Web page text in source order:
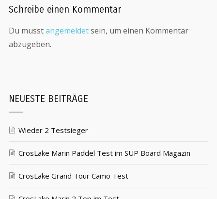
Schreibe einen Kommentar
Du musstangemeldetsein, um einen Kommentar
abzugeben.
NEUESTE BEITRÄGE
Wieder 2 Testsieger
CrosLake Marin Paddel Test im SUP Board Magazin
CrosLake Grand Tour Camo Test